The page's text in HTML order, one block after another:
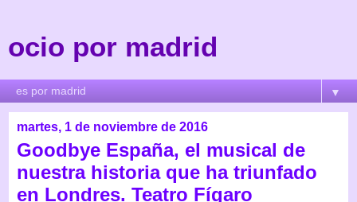
ocio por madrid
▼
martes, 1 de noviembre de 2016
Goodbye España, el musical de
nuestra historia que ha triunfado
en Londres. Teatro Fígaro